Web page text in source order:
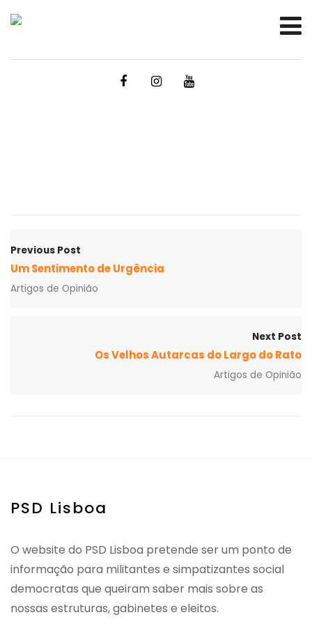
Previous Post
Um Sentimento de Urgência
Artigos de Opinião
Next Post
Os Velhos Autarcas do Largo do Rato
Artigos de Opinião
PSD Lisboa
O website do PSD Lisboa pretende ser um ponto de
informação para militantes e simpatizantes social
democratas que queiram saber mais sobre as
nossas estruturas, gabinetes e eleitos.